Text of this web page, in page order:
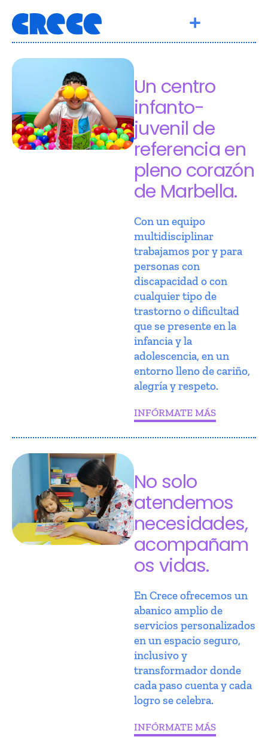
Un centro
infanto-
juvenil de
referencia en
pleno corazón
de Marbella.
Con un equipo
multidisciplinar
trabajamos por y para
personas con
discapacidad o con
cualquier tipo de
trastorno o dificultad
que se presente en la
infancia y la
adolescencia, en un
entorno lleno de cariño,
alegría y respeto.
INFÓRMATE MÁS
No solo
atendemos
necesidades,
acompañam
os vidas.
En Crece ofrecemos un
abanico amplio de
servicios personalizados
en un espacio seguro,
inclusivo y
transformador donde
cada paso cuenta y cada
logro se celebra.
INFÓRMATE MÁS